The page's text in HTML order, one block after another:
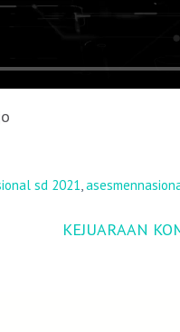
sd 2021,
KEJUARAAN